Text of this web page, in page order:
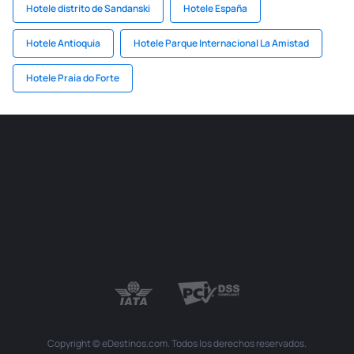
Hotele distrito de Sandanski Hotele España
Hotele Antioquia Hotele Parque Internacional La Amistad
Hotele Praia do Forte
Copyright © eDestinos.com. Todos los derechos reservados.